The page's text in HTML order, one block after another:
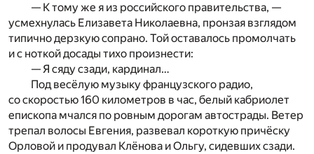
— К тому же я из российского правительства, —
усмехнулась Елизавета Николаевна, пронзая взглядом
типично дерзкую сопрано. Той оставалось промолчать
и с ноткой досады тихо произнести:
— Я сяду сзади, кардинал…
Под весёлую музыку французского радио,
со скоростью 160 километров в час, белый кабриолет
епископа мчался по ровным дорогам автострады. Ветер
трепал волосы Евгения, развевал короткую причёску
Орловой и продувал Клёнова и Ольгу, сидевших сзади.